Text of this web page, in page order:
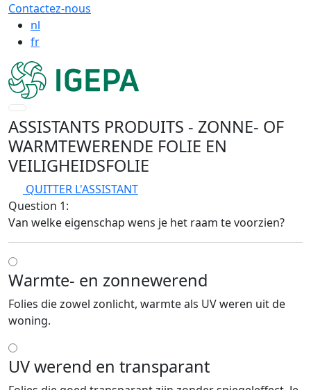
Contactez-nous
nl
fr
ASSISTANTS PRODUITS - ZONNE- OF
WARMTEWERENDE FOLIE EN
VEILIGHEIDSFOLIE
QUITTER L'ASSISTANT
Question 1:
Van welke eigenschap wens je het raam te voorzien?
Warmte- en zonnewerend
Folies die zowel zonlicht, warmte als UV weren uit de
woning.
UV werend en transparant